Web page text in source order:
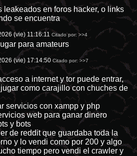
leakeados en foros hacker, o links
se encuentra
(vie) 11:16:11 Citado por:>>4
para amateurs
(vie) 17:14:50 Citado por:>>7
a internet y tor puede entrar,
como carajillo con chuches de
servicios con xampp y php
web para ganar dinero
y bots
de reddit que guardaba toda la
y lo vendi como por 200 y algo
tiempo pero vendi el crawler y